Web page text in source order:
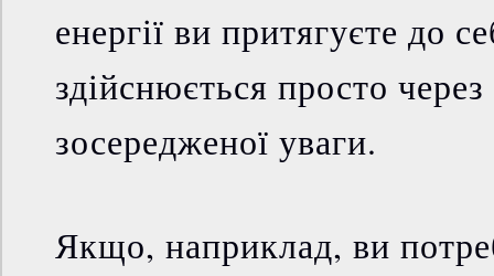
енергії ви притягуєте до
здійснюється просто
зосередженої уваги.
Якщо, наприклад, ви